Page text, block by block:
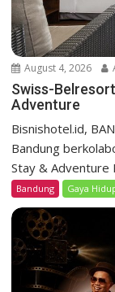
August 4, 2026
Swiss-
Adventure
Bisnishotel.id,
Bandung
Stay & Adventure
Bandung Gaya